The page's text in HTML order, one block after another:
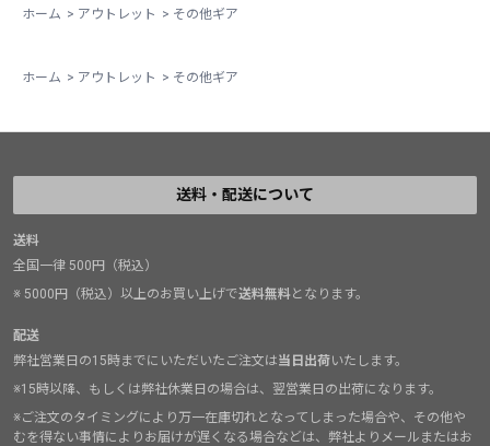
ホーム > アウトレット > その他ギア
ホーム > アウトレット > その他ギア
送料・配送について
送料
全国一律 500円（税込）
※ 5000円（税込）以上のお買い上げで送料無料となります。
配送
弊社営業日の15時までにいただいたご注文は当日出荷いたします。
※15時以降、もしくは弊社休業日の場合は、翌営業日の出荷になります。
※ご注文のタイミングにより万一在庫切れとなってしまった場合や、その他や
むを得ない事情によりお届けが遅くなる場合などは、弊社よりメールまたはお